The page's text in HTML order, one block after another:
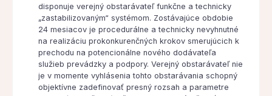
disponuje verejný obstarávateľ funkčne a technicky
„zastabilizovaným“ systémom. Zostávajúce obdobie
24 mesiacov je procedurálne a technicky nevyhnutné
na realizáciu prokonkurenčných krokov smerujúcich k
prechodu na potencionálne nového dodávateľa
služieb prevádzky a podpory. Verejný obstarávateľ nie
je v momente vyhlásenia tohto obstarávania schopný
objektívne zadefinovať presný rozsah a parametre